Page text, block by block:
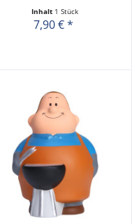
Inhalt 1 Stück
7,90 € *